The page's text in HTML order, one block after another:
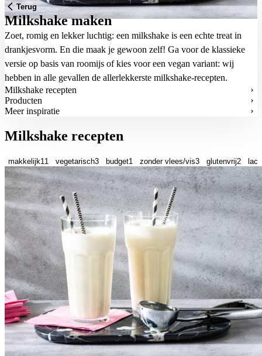
Terug
Milkshake maken
Zoet, romig en lekker luchtig: een milkshake is een echte treat in
drankjesvorm. En die maak je gewoon zelf! Ga voor de klassieke
versie op basis van roomijs of kies voor een vegan variant: wij
hebben in alle gevallen de allerlekkerste milkshake-recepten.
Milkshake recepten
Producten
Meer inspiratie
Milkshake recepten
makkelijk11 vegetarisch3 budget1 zonder vlees/vis3 glutenvrij2